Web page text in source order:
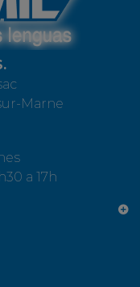
Marne
a 17h